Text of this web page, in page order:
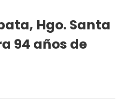
Hgo. Santa
94 años de